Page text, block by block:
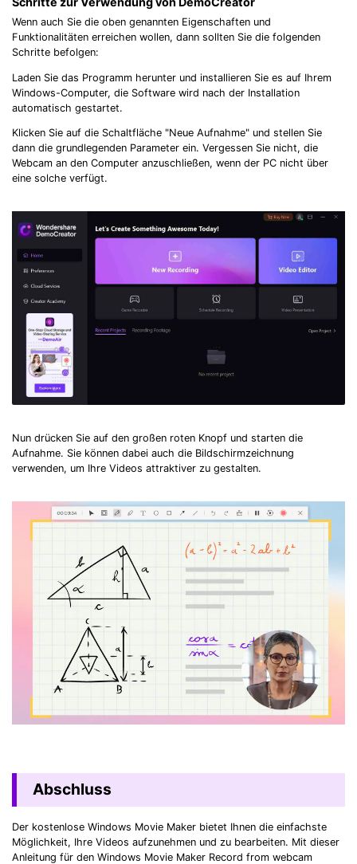
Wenn auch Sie die oben genannten Eigenschaften und
Funktionalitäten erreichen wollen, dann sollten Sie die folgenden
Schritte befolgen:
Laden Sie das Programm herunter und installieren Sie es auf Ihrem
Windows-Computer, die Software wird nach der Installation
automatisch gestartet.
Klicken Sie auf die Schaltfläche "Neue Aufnahme" und stellen Sie
dann die grundlegenden Parameter ein. Vergessen Sie nicht, die
Webcam an den Computer anzuschließen, wenn der PC nicht über
eine solche verfügt.
Nun drücken Sie auf den großen roten Knopf und starten die
Aufnahme. Sie können dabei auch die Bildschirmzeichnung
verwenden, um Ihre Videos attraktiver zu gestalten.
Abschluss
Der kostenlose Windows Movie Maker bietet Ihnen die einfachste
Möglichkeit, Ihre Videos aufzunehmen und zu bearbeiten. Mit dieser
Anleitung für den Windows Movie Maker Record from webcam